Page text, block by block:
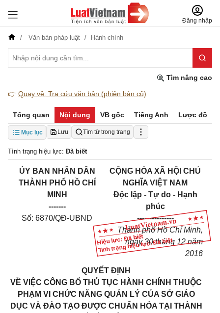
Đăng nhập
Văn bản pháp luật Hành chính
Tìm nâng cao
👉 Quay về: Tra cứu văn bản (phiên bản cũ)
Tổng quan Nội dung VB gốc Tiếng Anh Lược đồ
Mục lục Lưu Tìm từ trong trang
Tình trạng hiệu lực: Đã biết
Hiệu lực: Đã biết
Tình trạng hiệu lực: Đã biết
ỦY BAN NHÂN DÂN
THÀNH PHỐ HỒ CHÍ
MINH
-------
Số: 6870/QĐ-UBND
CỘNG HÒA XÃ HỘI CHỦ
NGHĨA VIỆT NAM
Độc lập - Tự do - Hạnh
phúc
---------------
Thành phố Hồ Chí Minh,
ngày30tháng 12năm
2016
QUYẾT ĐỊNH
VỀ VIỆC CÔNG BỐ THỦ TỤC HÀNH CHÍNH THUỘC
PHẠM VI CHỨC NĂNG QUẢN LÝ CỦA SỞ GIÁO
DỤC VÀ ĐÀO TẠO ĐƯỢC CHUẨN HÓA TẠI THÀNH